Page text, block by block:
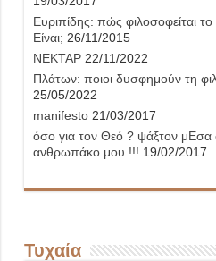
Ευριπίδης: πώς φιλοσοφείται το
Είναι; 26/11/2015
ΝΕΚΤΑΡ22/11/2022
Πλάτων: ποιοι δυσφημούν τη
25/05/2022
manifesto21/03/2017
όσο για τον Θεό ? ψάξτον μΕσα
ανθρωπάκο μου !!! 19/02/2017
Τυχαία